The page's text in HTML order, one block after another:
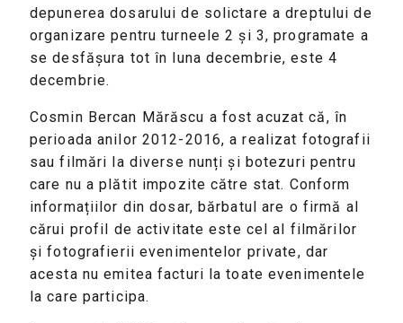
depunerea dosarului de solictare a dreptului de
organizare pentru turneele 2 și 3, programate a
se desfășura tot în luna decembrie, este 4
decembrie.
Cosmin Bercan Mărăscu a fost acuzat că, în
perioada anilor 2012-2016, a realizat fotografii
sau filmări la diverse nunți și botezuri pentru
care nu a plătit impozite către stat. Conform
informațiilor din dosar, bărbatul are o firmă al
cărui profil de activitate este cel al filmărilor
și fotografierii evenimentelor private, dar
acesta nu emitea facturi la toate evenimentele
la care participa.